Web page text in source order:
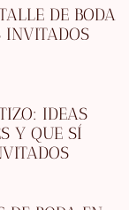
DE BODA
INVITADOS
IDEAS
Y QUE SÍ